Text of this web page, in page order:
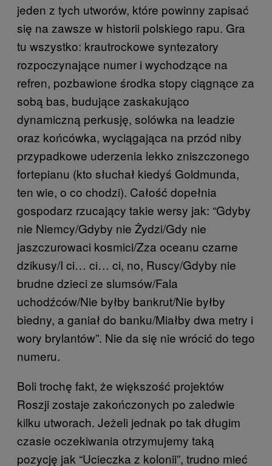
jeden z tych utworów, które powinny zapisać
się na zawsze w historii polskiego rapu. Gra
tu wszystko: krautrockowe syntezatory
rozpoczynające numer i wychodzące na
refren, pozbawione środka stopy ciągnące za
sobą bas, budujące zaskakująco
dynamiczną perkusję, solówka na leadzie
oraz końcówka, wyciągająca na przód niby
przypadkowe uderzenia lekko zniszczonego
fortepianu (kto słuchał kiedyś Goldmunda,
ten wie, o co chodzi). Całość dopełnia
gospodarz rzucający takie wersy jak: “Gdyby
nie Niemcy/Gdyby nie Żydzi/Gdy nie
jaszczurowaci kosmici/Zza oceanu czarne
dzikusy/I ci… ci… ci, no, Ruscy/Gdyby nie
brudne dzieci ze slumsów/Fala
uchodźców/Nie byłby bankrut/Nie byłby
biedny, a ganiał do banku/Miałby dwa metry i
wory brylantów”. Nie da się nie wrócić do tego
numeru.
Boli trochę fakt, że większość projektów
Roszji zostaje zakończonych po zaledwie
kilku utworach. Jeżeli jednak po tak długim
czasie oczekiwania otrzymujemy taką
pozycję jak “Ucieczka z kolonii”, trudno mieć